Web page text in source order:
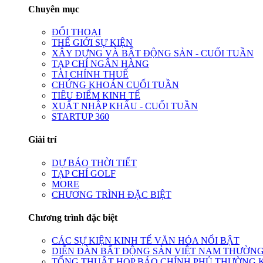
Chuyên mục
ĐỐI THOẠI
THẾ GIỚI SỰ KIỆN
XÂY DỰNG VÀ BẤT ĐỘNG SẢN - CUỐI TUẦN
TẠP CHÍ NGÂN HÀNG
TÀI CHÍNH THUẾ
CHỨNG KHOÁN CUỐI TUẦN
TIÊU ĐIỂM KINH TẾ
XUẤT NHẬP KHẨU - CUỐI TUẦN
STARTUP 360
Giải trí
DỰ BÁO THỜI TIẾT
TẠP CHÍ GOLF
MORE
CHƯƠNG TRÌNH ĐẶC BIỆT
Chương trình đặc biệt
CÁC SỰ KIỆN KINH TẾ VĂN HÓA NỔI BẬT
DIỄN ĐÀN BẤT ĐỘNG SẢN VIỆT NAM